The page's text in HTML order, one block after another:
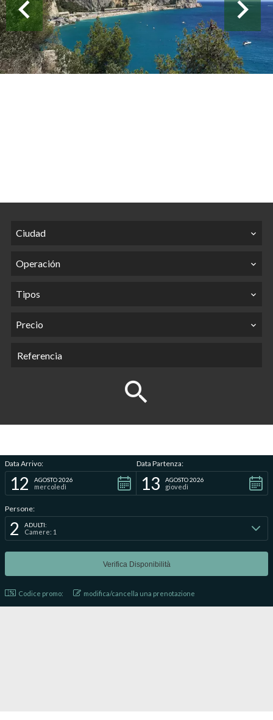
Ciudad
Operación
Tipos
Precio
Data Arrivo:
12 AGOSTO 2026
mercoledì
Data Partenza:
13 AGOSTO 2026
giovedì
Persone:
2 ADULTI:
Camere: 1
Codice promo: modifica/cancella una prenotazione